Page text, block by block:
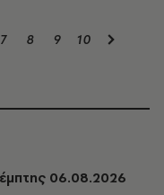
7 8 9 10
06.08.2026